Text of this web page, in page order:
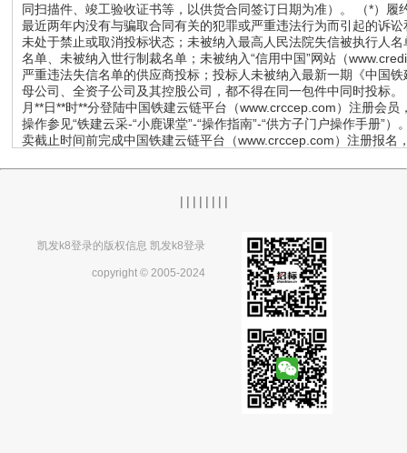
同扫描件、竣工验收证书等，以供货合同签订日期为准）。 （*）
最近两年内没有与骗取合同有关的犯罪或严重违法行为而引起的诉
未处于禁止或取消投标状态；未被纳入最高人民法院失信被执行人
名单、未被纳入世行制裁名单；未被纳入“信用中国”网站（
严重违法失信名单的供应商投标；投标人未被纳入最新一期《中国
母公司、全资子公司及其控股公司，都不得在同一包件中同时投标
月**日**时**分登陆中国铁建云链平台（www.crccep.com）注册会
操作参见“铁建云采-“小鹿课堂”-“操作指南”-“供方子门户操作手册”
卖截止时间前完成中国铁建云链平台（www.crccep.com）注册报
公告附件*《招标物资包件清单》。 *.*招标文件每包件售价见招标
交 *.*此次招标投标人需制作电子投标文件，并使用ca锁对投标文
标文件的上传。投标文件递交截止时间前未完成投标文件传输的，
供纸质版投标文件，纸质版投标文件内容须与电子版文件内容完全
日**时**分。 （*）各投标人必须在规定的投标文件解密时间内登
因导致所递交的投标文件无法在规定的时间内解密的，视为无效投
以下平台同时发布： （*）中国铁建云链平台（www.crccep.com
招标不统一组织投标人踏勘工地路况，请各潜在投标人自行踏勘。
录的联系方式： （*）招标人：中铁建城建交通发展有限公司生命
科路***号生命健康科技园*号楼 联系人：郑涛 凯发k8登录的联系方
组织单位：中铁建城建交通发展有限公司 地址：**省***高新区**路
息： 银行户名：中铁建城建交通发展有限公司生命健康科技园epc
************ 备注：购买标书款与保证金款的形式：电汇（投标人的
| | | | | | | |
凯发k8登录的版权信息 凯发k8登录
copyright © 2005-2024